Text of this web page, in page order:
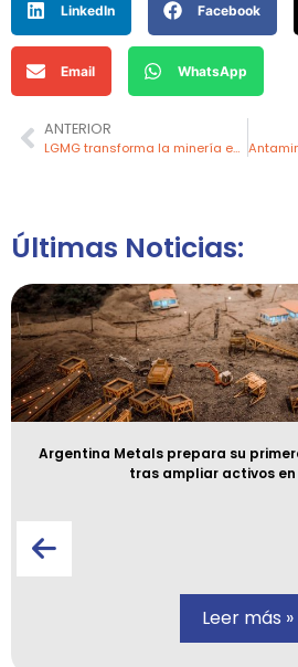
LinkedIn Facebook
Email WhatsApp
ANTERIOR
LGMG transforma la minería en Perú con su flota de camiones híbridos RTH100
Últimas Noticias:
Argentina Metals prepara su
tras ampliar activos en
Leer más »